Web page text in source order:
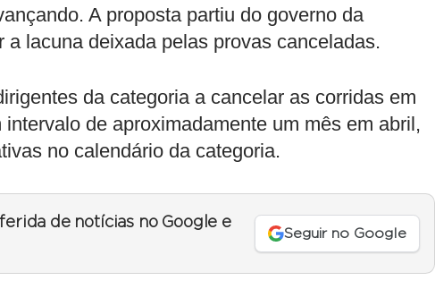
A proposta partiu do governo da
lacuna deixada pelas provas canceladas.
da categoria a cancelar as corridas em
de aproximadamente um mês em abril,
no calendário da categoria.
de notícias no Google e
Seguir no Google